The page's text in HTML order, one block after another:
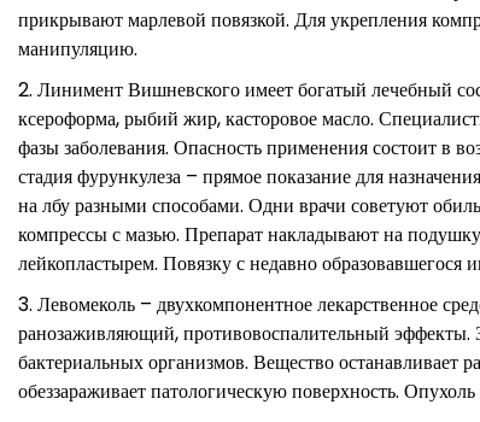
прикрывают марлевой повязкой. Для укрепления
манипуляцию.
Линимент Вишневского имеет богатый лечебный
ксероформа, рыбий жир, касторовое масло.
фазы заболевания. Опасность применения состоит в
стадия фурункулеза – прямое показание для
на лбу разными способами. Одни врачи советуют
компрессы с мазью. Препарат накладывают на
лейкопластырем. Повязку с недавно образовавшегося
Левомеколь – двухкомпонентное лекарственное
ранозаживляющий, противовоспалительный эффекты.
бактериальных организмов. Вещество
обеззараживает патологическую поверхность.